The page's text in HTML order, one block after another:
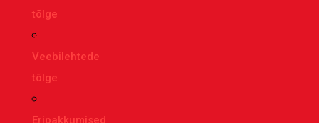
tõlge
Veebilehtede
tõlge
Eripakkumised